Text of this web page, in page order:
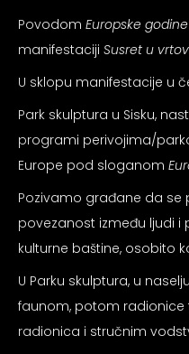
Povodom Europske
manifestaciji Susret u
U sklopu manifestacije u
Park skulptura u Sisku,
programi perivojima/
Europe pod sloganom
Pozivamo građane da se
povezanost između ljudi
kulturne baštine, osobito
U Parku skulptura, u
faunom, potom radionice
radionica i stručnim
za osobe sa oštećenjem
profil za epilepsiju
prijateljski režim
za slijepe